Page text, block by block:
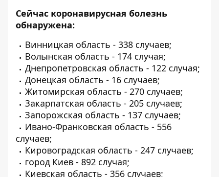
Сейчас коронавирусная болезнь
обнаружена:
Винницкая область - 338 случаев;
Волынская область - 174 случая;
Днепропетровская область - 122 случая;
Донецкая область - 16 случаев;
Житомирская область - 270 случаев;
Закарпатская область - 205 случаев;
Запорожская область - 137 случаев;
Ивано-Франковская область - 556
случаев;
Кировоградская область - 247 случаев;
город Киев - 892 случая;
Киевская область - 356 случаев;